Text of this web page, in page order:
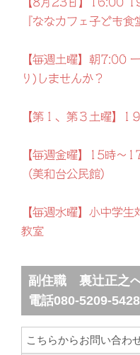
『ななカフェ子ども食
【毎週土曜】朝7:00
り)しませんか？
【第１、第３土曜】1
【毎週金曜】15時～
（美和台公民館）
【毎週水曜】小中学
教室